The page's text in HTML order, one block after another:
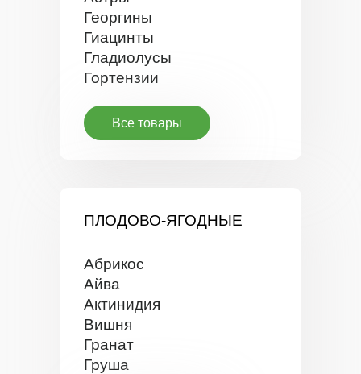
Георгины
Гиацинты
Гладиолусы
Гортензии
Все товары
ПЛОДОВО-ЯГОДНЫЕ
Абрикос
Айва
Актинидия
Вишня
Гранат
Груша